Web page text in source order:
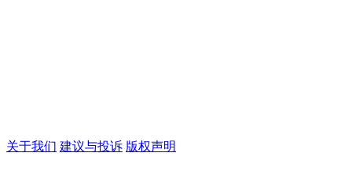
关于我们 建议与投诉 版权声明